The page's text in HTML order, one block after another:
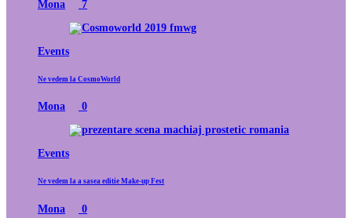
Mona 7
Events
Ne vedem la CosmoWorld
Mona 0
Events
Ne vedem la a sasea editie Make-up Fest
Mona 0